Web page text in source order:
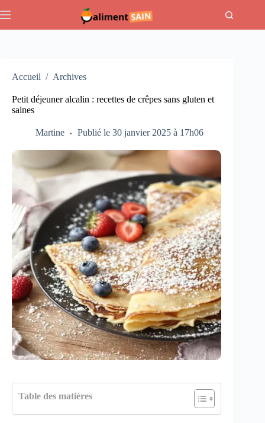
au
Accueil / Archives
Petit déjeuner alcalin : recettes de crêpes sans gluten et
saines
Martine Publié le 30 janvier 2025 à 17h06
Table des matières